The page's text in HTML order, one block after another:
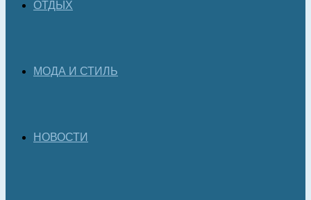
ОТДЫХ
МОДА И СТИЛЬ
НОВОСТИ